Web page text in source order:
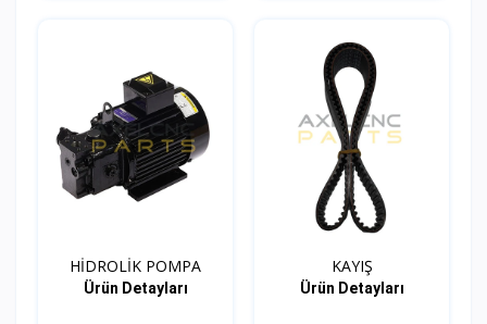
HİDROLİK POMPA
Ürün Detayları
KAYIŞ
Ürün Detayları